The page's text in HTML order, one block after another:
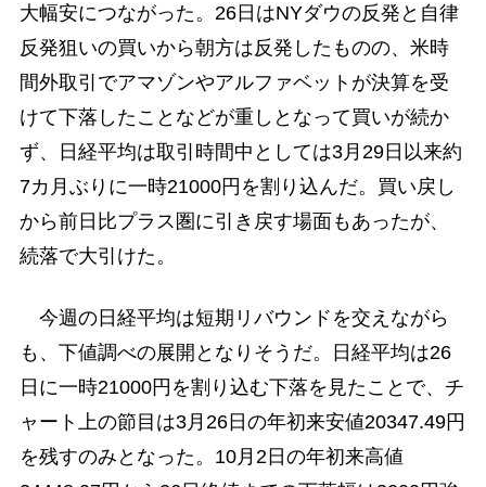
大幅安につながった。26日はNYダウの反発と自律
反発狙いの買いから朝方は反発したものの、米時
間外取引でアマゾンやアルファベットが決算を受
けて下落したことなどが重しとなって買いが続か
ず、日経平均は取引時間中としては3月29日以来約
7カ月ぶりに一時21000円を割り込んだ。買い戻し
から前日比プラス圏に引き戻す場面もあったが、
続落で大引けた。
今週の日経平均は短期リバウンドを交えながら
も、下値調べの展開となりそうだ。日経平均は26
日に一時21000円を割り込む下落を見たことで、チ
ャート上の節目は3月26日の年初来安値20347.49円
を残すのみとなった。10月2日の年初来高値